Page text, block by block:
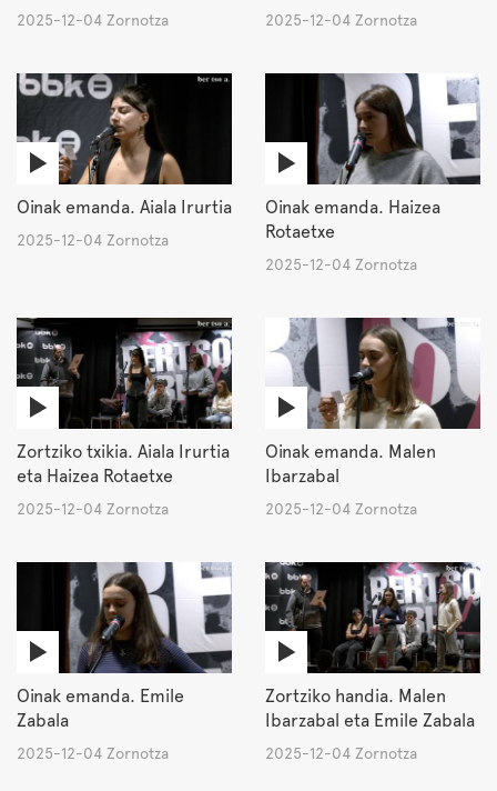
2025-12-04 Zornotza 2025-12-04 Zornotza
Oinak emanda. Aiala Irurtia
2025-12-04 Zornotza
Oinak emanda. Haizea
Rotaetxe
2025-12-04 Zornotza
Zortziko txikia. Aiala Irurtia
eta Haizea Rotaetxe
2025-12-04 Zornotza
Oinak emanda. Malen
Ibarzabal
2025-12-04 Zornotza
Oinak emanda. Emile
Zabala
2025-12-04 Zornotza
Zortziko handia. Malen
Ibarzabal eta Emile Zabala
2025-12-04 Zornotza